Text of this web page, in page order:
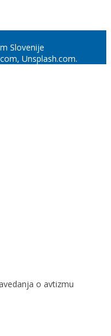
Slovenije
Unsplash.com.
o avtizmu